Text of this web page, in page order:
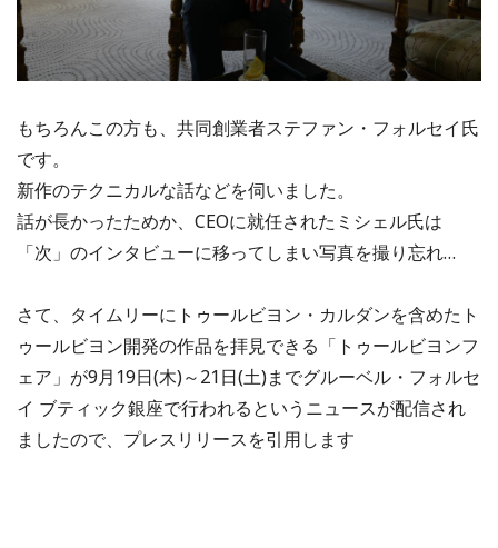
もちろんこの方も、共同創業者ステファン・フォルセイ氏
です。
新作のテクニカルな話などを伺いました。
話が長かったためか、CEOに就任されたミシェル氏は
「次」のインタビューに移ってしまい写真を撮り忘れ…
さて、タイムリーにトゥールビヨン・カルダンを含めたト
ゥールビヨン開発の作品を拝見できる「トゥールビヨンフ
ェア」が9月19日(木)～21日(土)までグルーベル・フォルセ
イ ブティック銀座で行われるというニュースが配信され
ましたので、プレスリリースを引用します